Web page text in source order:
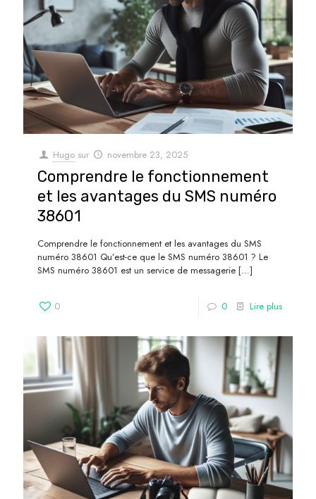
Hugo sur novembre 23, 2025
Comprendre le fonctionnement
et les avantages du SMS numéro
38601
Comprendre le fonctionnement et les avantages du SMS
numéro 38601 Qu’est-ce que le SMS numéro 38601 ? Le
SMS numéro 38601 est un service de messagerie […]
0 0 Lire plus